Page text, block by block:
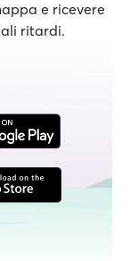
e ricevere
ritardi.